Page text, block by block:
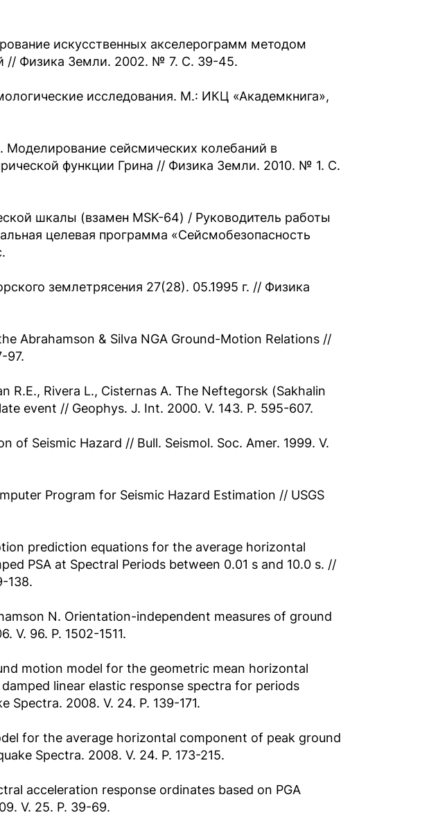
искусственных акселерограмм методом
// Физика Земли. 2002. № 7. С. 39-45.
исследования. М.: ИКЦ «Академкнига»,
сейсмических колебаний в
функции Грина // Физика Земли. 2010. № 1. С.
шкалы (взамен MSK-64) / Руководитель работы
целевая программа «Сейсмобезопасность
землетрясения 27(28). 05.1995 г. // Физика
Abrahamson & Silva NGA Ground-Motion Relations //
97.
R.E., Rivera L., Cisternas A. The Neftegorsk (Sakhalin
event // Geophys. J. Int. 2000. V. 143. P. 595-607.
of Seismic Hazard // Bull. Seismol. Soc. Amer. 1999. V.
Program for Seismic Hazard Estimation // USGS
prediction equations for the average horizontal
PSA at Spectral Periods between 0.01 s and 10.0 s. //
138.
N. Orientation-independent measures of ground
V. 96. P. 1502-1511.
motion model for the geometric mean horizontal
damped linear elastic response spectra for periods
Spectra. 2008. V. 24. P. 139-171.
for the average horizontal component of peak ground
Spectra. 2008. V. 24. P. 173-215.
acceleration response ordinates based on PGA
V. 25. P. 39-69.